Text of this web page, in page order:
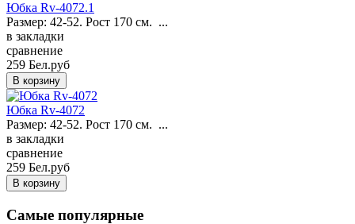
Юбка Rv-4072.1
Размер: 42-52. Рост 170 см. ...
в закладки
сравнение
259 Бел.руб
Юбка Rv-4072
Размер: 42-52. Рост 170 см. ...
в закладки
сравнение
259 Бел.руб
Самые популярные